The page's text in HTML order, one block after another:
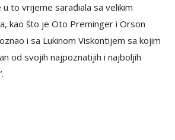
u to vrijeme sarađiala sa velikim
kao što je Oto Preminger i Orson
i sa Lukinom Viskontijem sa kojim
od svojih najpoznatijih i najboljih